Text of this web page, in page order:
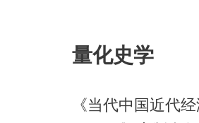
量化史学
《当代中国近代